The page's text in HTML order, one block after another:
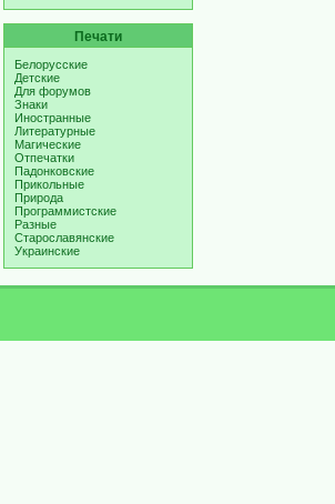
Печати
Белорусские
Детские
Для форумов
Знаки
Иностранные
Литературные
Магические
Отпечатки
Падонковские
Прикольные
Природа
Программистские
Разные
Старославянские
Украинские